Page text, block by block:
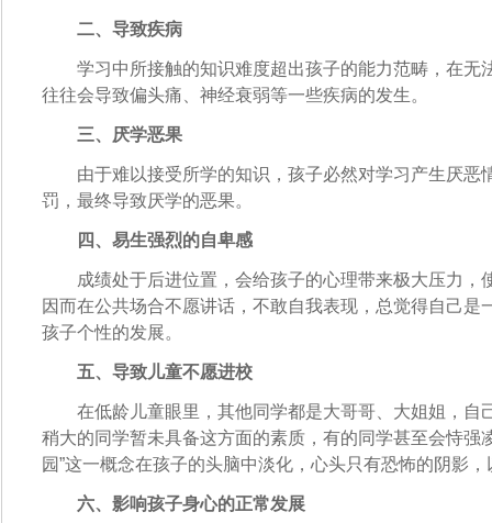
二、导致疾病
学习中所接触的知识难度超出孩子的能力范畴，在无
往往会导致偏头痛、神经衰弱等一些疾病的发生。
三、厌学恶果
由于难以接受所学的知识，孩子必然对学习产生厌恶
罚，最终导致厌学的恶果。
四、易生强烈的自卑感
成绩处于后进位置，会给孩子的心理带来极大压力，
因而在公共场合不愿讲话，不敢自我表现，总觉得自己是
孩子个性的发展。
五、导致儿童不愿进校
在低龄儿童眼里，其他同学都是大哥哥、大姐姐，自
稍大的同学暂未具备这方面的素质，有的同学甚至会恃强
园”这一概念在孩子的头脑中淡化，心头只有恐怖的阴影
六、影响孩子身心的正常发展